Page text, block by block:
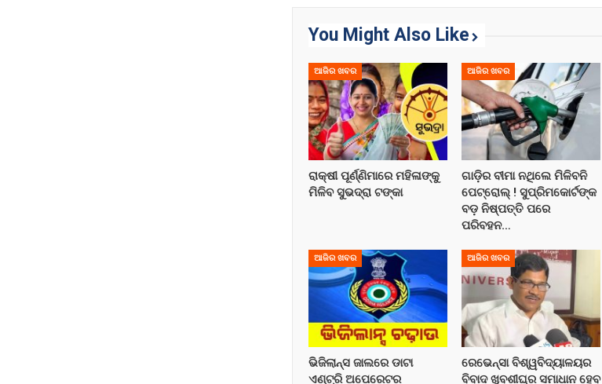
You Might Also Like
ଆଜିର ଖବର
ରାକ୍ଷୀ ପୂର୍ଣ୍ଣିମାରେ ମହିଳାଙ୍କୁ
ମିଳିବ ସୁଭଦ୍ରା ଟଙ୍କା
ଆଜିର ଖବର
ଗାଡ଼ିର ବୀମା ନଥିଲେ ମିଳିବନି
ପେଟ୍ରୋଲ୍ ! ସୁପ୍ରିମକୋର୍ଟଙ୍କ
ବଡ଼ ନିଷ୍ପତ୍ତି ପରେ
ପରିବହନ…
ଆଜିର ଖବର
ଭିଜିଲାନ୍ସ ଜାଲରେ ଡାଟା
ଏଣ୍ଟ୍ରି ଅପେରେଟର
ଆଜିର ଖବର
ରେଭେନ୍ସା ବିଶ୍ୱବିଦ୍ୟାଳୟର
ବିବାଦ ଖୁବଶୀଘ୍ର ସମାଧାନ ହେବ